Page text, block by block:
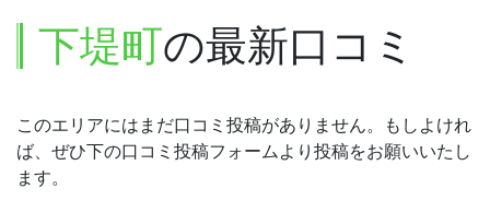
下堤町の最新口コミ
このエリアにはまだ口コミ投稿がありません。もしよけれ
ば、ぜひ下の口コミ投稿フォームより投稿をお願いいたし
ます。